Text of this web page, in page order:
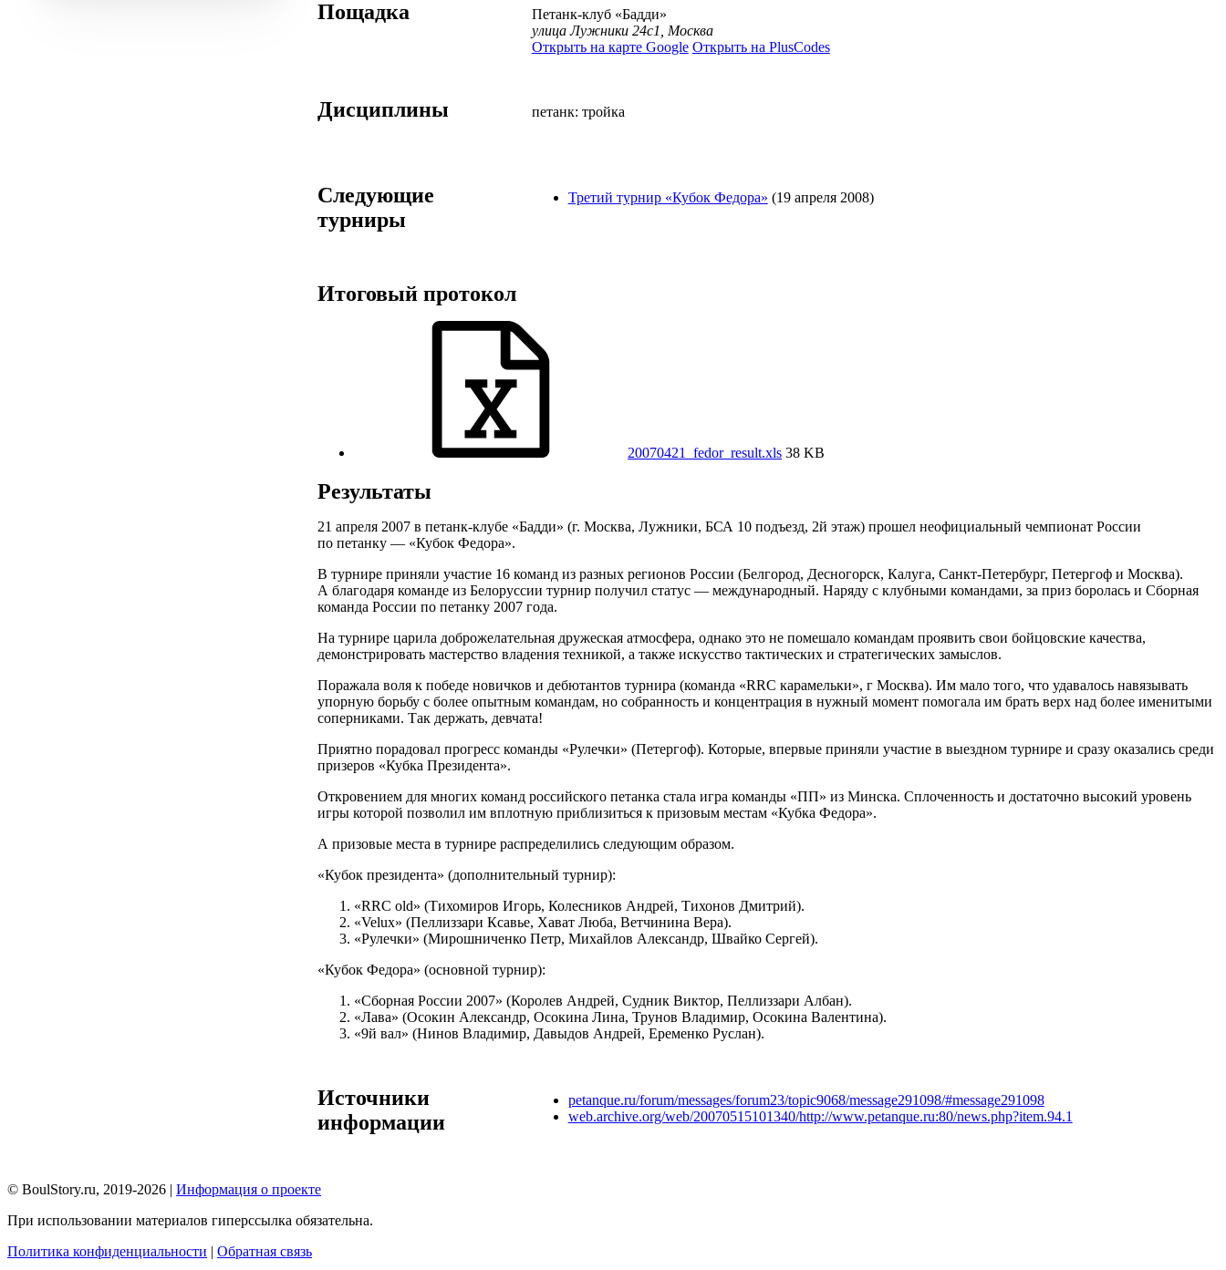
Пощадка
Петанк-клуб «Бадди»
улица Лужники 24с1, Москва
Открыть на карте Google Открыть на PlusCodes
Дисциплины петанк: тройка
Следующие
турниры
Третий турнир «Кубок Федора» (19 апреля 2008)
Итоговый протокол
20070421_fedor_result.xls 38 KB
Результаты
21 апреля 2007 в петанк-клубе «Бадди» (г. Москва, Лужники, БСА 10 подъезд, 2й этаж) прошел неофициальный чемпионат России
по петанку — «Кубок Федора».
В турнире приняли участие 16 команд из разных регионов России (Белгород, Десногорск, Калуга, Санкт-Петербург, Петергоф и Москва).
А благодаря команде из Белоруссии турнир получил статус — международный. Наряду с клубными командами, за приз боролась и Сборная
команда России по петанку 2007 года.
На турнире царила доброжелательная дружеская атмосфера, однако это не помешало командам проявить свои бойцовские качества,
демонстрировать мастерство владения техникой, а также искусство тактических и стратегических замыслов.
Поражала воля к победе новичков и дебютантов турнира (команда «RRC карамельки», г Москва). Им мало того, что удавалось навязывать
упорную борьбу с более опытным командам, но собранность и концентрация в нужный момент помогала им брать верх над более именитыми
соперниками. Так держать, девчата!
Приятно порадовал прогресс команды «Рулечки» (Петергоф). Которые, впервые приняли участие в выездном турнире и сразу оказались среди
призеров «Кубка Президента».
Откровением для многих команд российского петанка стала игра команды «ПП» из Минска. Сплоченность и достаточно высокий уровень
игры которой позволил им вплотную приблизиться к призовым местам «Кубка Федора».
А призовые места в турнире распределились следующим образом.
«Кубок президента» (дополнительный турнир):
«RRC old» (Тихомиров Игорь, Колесников Андрей, Тихонов Дмитрий).
«Velux» (Пеллиззари Ксавье, Хават Люба, Ветчинина Вера).
«Рулечки» (Мирошниченко Петр, Михайлов Александр, Швайко Сергей).
«Кубок Федора» (основной турнир):
«Сборная России 2007» (Королев Андрей, Судник Виктор, Пеллиззари Албан).
«Лава» (Осокин Александр, Осокина Лина, Трунов Владимир, Осокина Валентина).
«9й вал» (Нинов Владимир, Давыдов Андрей, Еременко Руслан).
Источники
информации
petanque.ru/forum/messages/forum23/topic9068/message291098/#message291098
web.archive.org/web/20070515101340/http://www.petanque.ru:80/news.php?item.94.1
© BoulStory.ru, 2019-2026 | Информация о проекте
При использовании материалов гиперссылка обязательна.
Политика конфиденциальности | Обратная связь